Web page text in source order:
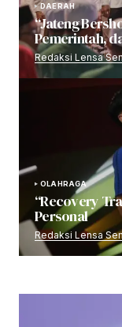
DAERAH
“Jateng
Pemerintah,
Redaksi Lensa
OLAHRAGA
“Recovery
Personal
Redaksi Lensa